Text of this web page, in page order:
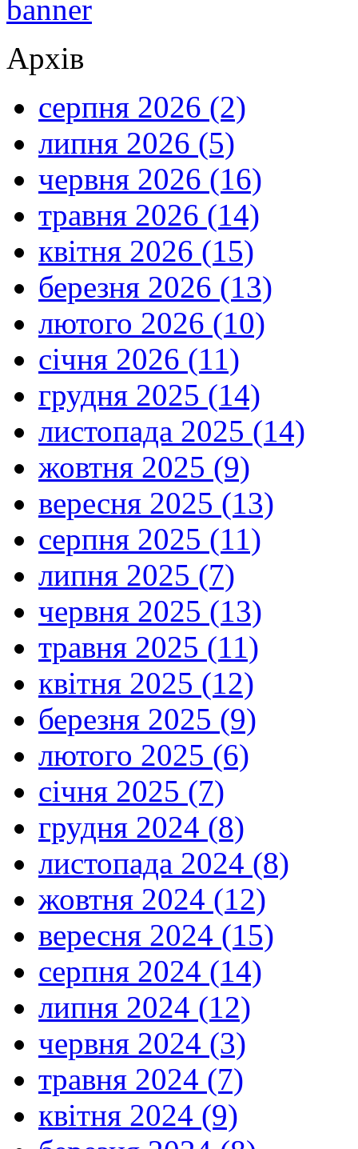
Архів
серпня 2026 (2)
липня 2026 (5)
червня 2026 (16)
травня 2026 (14)
квітня 2026 (15)
березня 2026 (13)
лютого 2026 (10)
січня 2026 (11)
грудня 2025 (14)
листопада 2025 (14)
жовтня 2025 (9)
вересня 2025 (13)
серпня 2025 (11)
липня 2025 (7)
червня 2025 (13)
травня 2025 (11)
квітня 2025 (12)
березня 2025 (9)
лютого 2025 (6)
січня 2025 (7)
грудня 2024 (8)
листопада 2024 (8)
жовтня 2024 (12)
вересня 2024 (15)
серпня 2024 (14)
липня 2024 (12)
червня 2024 (3)
травня 2024 (7)
квітня 2024 (9)